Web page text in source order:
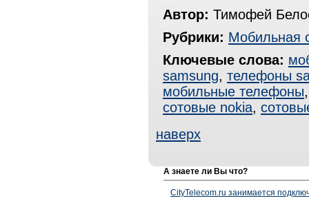
Автор: Тимофей
Рубрики: Мобильная
Ключевые слова:
samsung, телефоны
мобильные телефоны
сотовые nokia,
наверх
А знаете ли Вы что?
CityTelecom.ru занимается